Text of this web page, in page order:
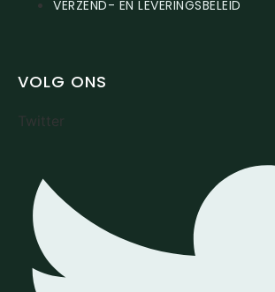
VERZEND- EN LEVERINGSBELEID
VOLG ONS
Twitter